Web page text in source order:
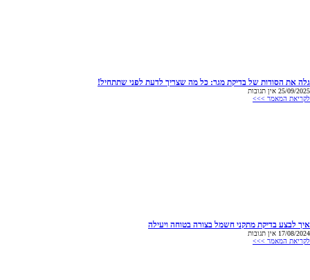
גלה את הסודות של בדיקת מגר: כל מה שצריך לדעת לפני שתתחיל!
25/09/2025 אין תגובות
לקריאת המאמר >>>
איך לבצע בדיקת מתקני חשמל בצורה בטוחה ויעילה
17/08/2024 אין תגובות
לקריאת המאמר >>>